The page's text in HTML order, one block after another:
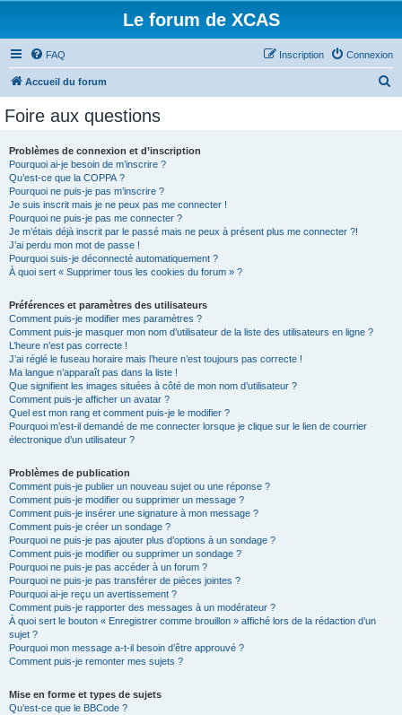
Le forum de XCAS
FAQ Connexion
Inscription
Accueil du forum
Foire aux questions
Problèmes de connexion et d’inscription
Pourquoi ai-je besoin de m’inscrire ?
Qu’est-ce que la COPPA ?
Pourquoi ne puis-je pas m’inscrire ?
Je suis inscrit mais je ne peux pas me connecter !
Pourquoi ne puis-je pas me connecter ?
Je m’étais déjà inscrit par le passé mais ne peux à présent plus me connecter ?!
J’ai perdu mon mot de passe !
Pourquoi suis-je déconnecté automatiquement ?
À quoi sert « Supprimer tous les cookies du forum » ?
Préférences et paramètres des utilisateurs
Comment puis-je modifier mes paramètres ?
Comment puis-je masquer mon nom d’utilisateur de la liste des utilisateurs en ligne ?
L’heure n’est pas correcte !
J’ai réglé le fuseau horaire mais l’heure n’est toujours pas correcte !
Ma langue n’apparaît pas dans la liste !
Que signifient les images situées à côté de mon nom d’utilisateur ?
Comment puis-je afficher un avatar ?
Quel est mon rang et comment puis-je le modifier ?
Pourquoi m’est-il demandé de me connecter lorsque je clique sur le lien de courrier
électronique d’un utilisateur ?
Problèmes de publication
Comment puis-je publier un nouveau sujet ou une réponse ?
Comment puis-je modifier ou supprimer un message ?
Comment puis-je insérer une signature à mon message ?
Comment puis-je créer un sondage ?
Pourquoi ne puis-je pas ajouter plus d’options à un sondage ?
Comment puis-je modifier ou supprimer un sondage ?
Pourquoi ne puis-je pas accéder à un forum ?
Pourquoi ne puis-je pas transférer de pièces jointes ?
Pourquoi ai-je reçu un avertissement ?
Comment puis-je rapporter des messages à un modérateur ?
À quoi sert le bouton « Enregistrer comme brouillon » affiché lors de la rédaction d’un
sujet ?
Pourquoi mon message a-t-il besoin d’être approuvé ?
Comment puis-je remonter mes sujets ?
Mise en forme et types de sujets
Qu’est-ce que le BBCode ?